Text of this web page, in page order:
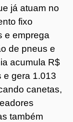
já atuam no
fixo
e emprega
de pneus e
acumula R$
e gera 1.013
canetas,
também